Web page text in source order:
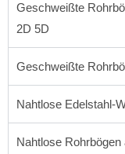
Geschweißte
2D 5D
Geschweißte
Nahtlose Edelstahl-
Nahtlose Rohrbögen